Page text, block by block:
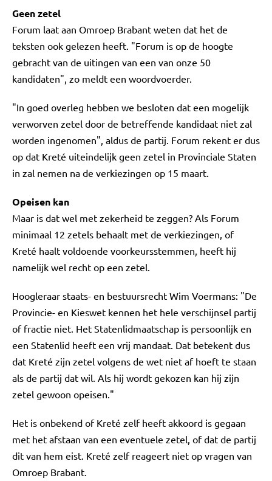
Geen zetel
Forum laat aan Omroep Brabant weten dat het de
teksten ook gelezen heeft. "Forum is op de hoogte
gebracht van de uitingen van een van onze 50
kandidaten", zo meldt een woordvoerder.
"In goed overleg hebben we besloten dat een mogelijk
verworven zetel door de betreffende kandidaat niet zal
worden ingenomen", aldus de partij. Forum rekent er dus
op dat Kreté uiteindelijk geen zetel in Provinciale Staten
in zal nemen na de verkiezingen op 15 maart.
Opeisen kan
Maar is dat wel met zekerheid te zeggen? Als Forum
minimaal 12 zetels behaalt met de verkiezingen, of
Kreté haalt voldoende voorkeursstemmen, heeft hij
namelijk wel recht op een zetel.
Hoogleraar staats- en bestuursrecht Wim Voermans: "De
Provincie- en Kieswet kennen het hele verschijnsel partij
of fractie niet. Het Statenlidmaatschap is persoonlijk en
een Statenlid heeft een vrij mandaat. Dat betekent dus
dat Kreté zijn zetel volgens de wet niet af hoeft te staan
als de partij dat wil. Als hij wordt gekozen kan hij zijn
zetel gewoon opeisen."
Het is onbekend of Kreté zelf heeft akkoord is gegaan
met het afstaan van een eventuele zetel, of dat de partij
dit van hem eist. Kreté zelf reageert niet op vragen van
Omroep Brabant.